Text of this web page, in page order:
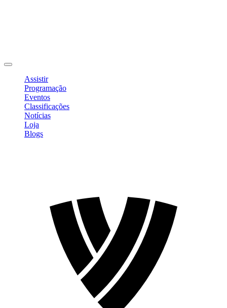
Assistir
Programação
Eventos
Classificações
Notícias
Loja
Blogs